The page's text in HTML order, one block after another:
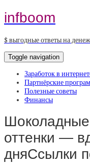
infboom
$ выгодные ответы на
Toggle navigation
Заработок в
Партнёрские
Полезные советы
Финансы
оттенки —
дняСсылки